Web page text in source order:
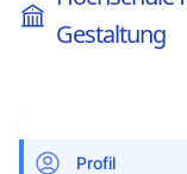
Gestaltung
Profil